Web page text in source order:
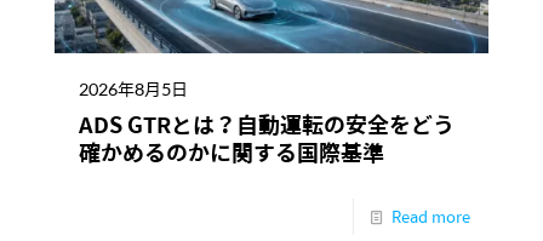
2026年8月5日
ADS GTRとは？自動運転の安全をどう
確かめるのかに関する国際基準
Read more